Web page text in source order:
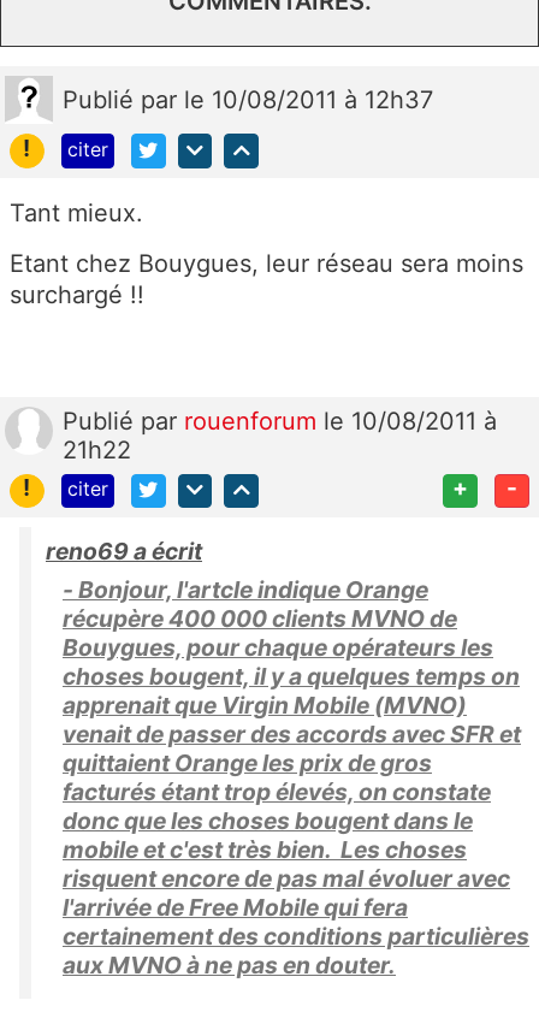
Publié par le 10/08/2011 à 12h37
!
citer
Tant mieux.
Etant chez Bouygues, leur réseau sera moins
surchargé !!
Publié par rouenforum le 10/08/2011 à
21h22
!
citer + -
reno69 a écrit
- Bonjour, l'artcle indique Orange
récupère 400 000 clients MVNO de
Bouygues, pour chaque opérateurs les
choses bougent, il y a quelques temps on
apprenait que Virgin Mobile (MVNO)
venait de passer des accords avec SFR et
quittaient Orange les prix de gros
facturés étant trop élevés, on constate
donc que les choses bougent dans le
mobile et c'est très bien. Les choses
risquent encore de pas mal évoluer avec
l'arrivée de Free Mobile qui fera
certainement des conditions particulières
aux MVNO à ne pas en douter.